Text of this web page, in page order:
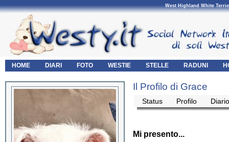
West Highland White
HOME DIARI FOTO WESTIE STELLE RADUNI
Il Profilo di Grace
Status Profilo Diario
Mi presento...